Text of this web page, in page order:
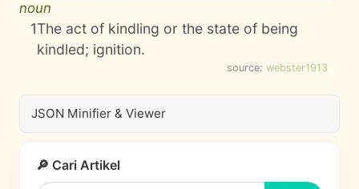
noun
1The act of kindling or the state of being
kindled; ignition.
source: webster1913
JSON Minifier & Viewer
🔎 Cari Artikel